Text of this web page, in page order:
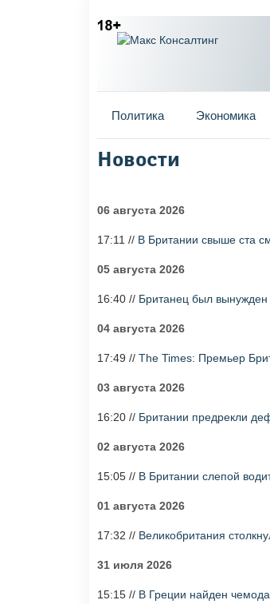
Главное меню
Политика Экономика
Вы здесь
Новости
06 августа 2026
17:11 // В Британии свыше ста
05 августа 2026
16:40 // Британец был вынужден
04 августа 2026
17:49 // The Times: Премьер
03 августа 2026
16:20 // Британии предрекли
02 августа 2026
15:05 // В Британии слепой
01 августа 2026
17:32 // Великобритания
31 июля 2026
15:15 // В Греции найден